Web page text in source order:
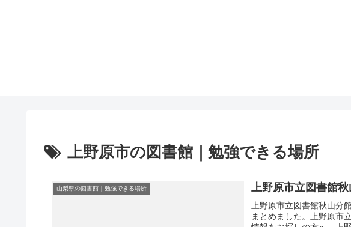
上野原市の図書館｜勉強できる場所
山梨県の図書館｜勉強できる場所 上野原市立図書館
上野原市立図書館秋山分
まとめました。上野原市